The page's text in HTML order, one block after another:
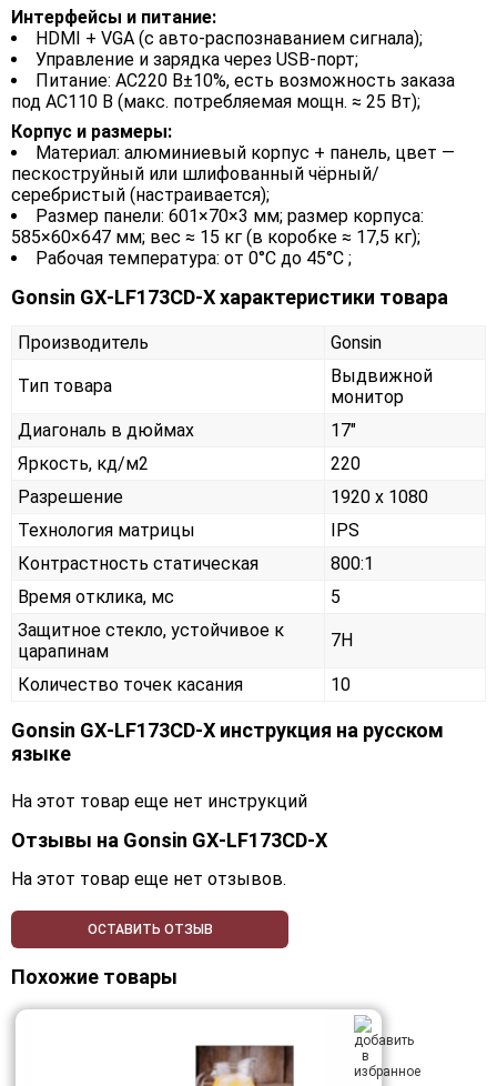
Интерфейсы и питание:
HDMI + VGA (с авто‑распознаванием сигнала);
Управление и зарядка через USB-порт;
Питание: AC220 В±10%, есть возможность заказа
под AC110 В (макс. потребляемая мощн. ≈ 25 Вт);
Корпус и размеры:
Материал: алюминиевый корпус + панель, цвет —
пескоструйный или шлифованный чёрный/
серебристый (настраивается);
Размер панели: 601×70×3 мм; размер корпуса:
585×60×647 мм; вес ≈ 15 кг (в коробке ≈ 17,5 кг);
Рабочая температура: от 0°C до 45°C ;
Gonsin GX‑LF173CD‑X характеристики товара
Производитель Gonsin
Тип товара
Выдвижной
монитор
Диагональ в дюймах
17"
Яркость, кд/м2
220
Разрешение
1920 x 1080
Технология матрицы
IPS
Контрастность статическая
800:1
Время отклика, мс
5
Защитное стекло, устойчивое к
царапинам
7H
Количество точек касания 10
Gonsin GX‑LF173CD‑X инструкция на русском
языке
На этот товар еще нет инструкций
Отзывы на Gonsin GX‑LF173CD‑X
На этот товар еще нет отзывов.
ОСТАВИТЬ ОТЗЫВ
Похожие товары